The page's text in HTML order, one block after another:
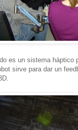
es un sistema háptico
sirve para dar un